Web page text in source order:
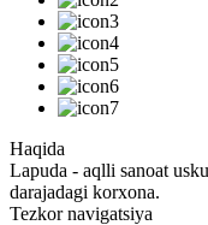
Haqida
Lapuda - aqlli sanoat
darajadagi korxona.
Tezkor navigatsiya